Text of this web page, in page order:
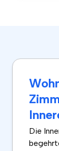
Die